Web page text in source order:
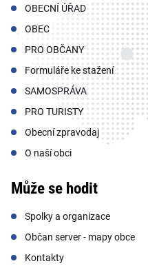
OBECNÍ ÚŘAD
OBEC
PRO OBČANY
Formuláře ke stažení
SAMOSPRÁVA
PRO TURISTY
Obecní zpravodaj
O naší obci
Může se hodit
Spolky a organizace
Občan server - mapy obce
Kontakty